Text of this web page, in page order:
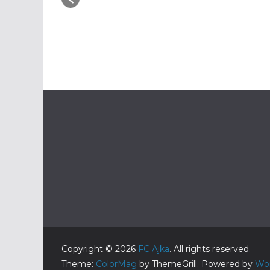
Copyright © 2026 FC Ajka. All rights reserved.
Theme: ColorMag by ThemeGrill. Powered by